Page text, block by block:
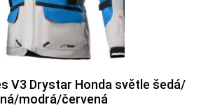
V3 Drystar Honda světle šedá/
modrá/červená